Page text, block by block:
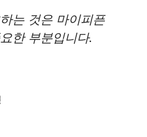
는 것은 마이피픈
한 부분입니다.